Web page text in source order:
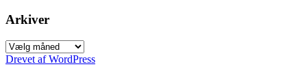
Arkiver
Arkiver
Drevet af WordPress